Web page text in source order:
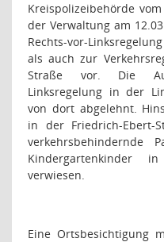
Kreispolizeibehörde vom
der Verwaltung am
Rechts-vor-
als auch zur
Straße vor. Die
Linksregelung in der
von dort abgelehnt.
in der Friedrich-Ebert-
verkehrsbehindernde
Kindergartenkinder
verwiesen.
Eine Ortsbesichtigung